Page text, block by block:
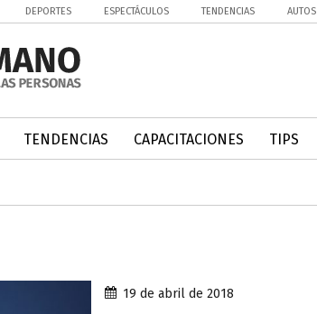
DEPORTES ESPECTÁCULOS TENDENCIAS AUTOS
TENDENCIAS CAPACITACIONES TIPS
19 de abril de 2018